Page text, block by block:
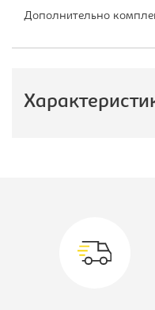
Дополнительно
Тип шкафа: